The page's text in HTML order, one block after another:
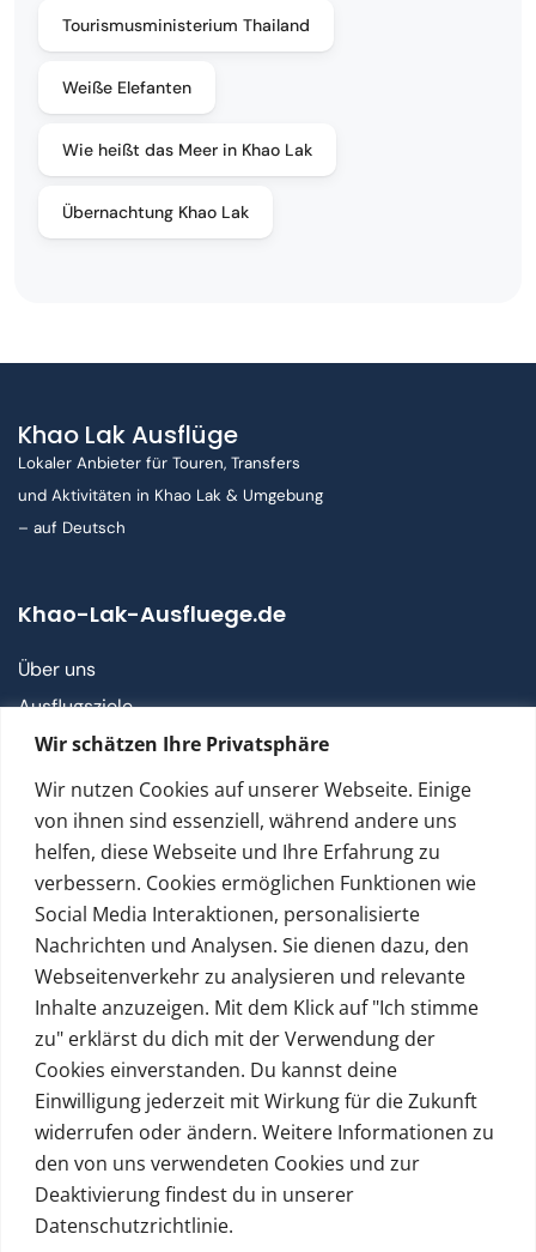
Wir schätzen Ihre Privatsphäre
Wir nutzen Cookies auf unserer Webseite. Einige
von ihnen sind essenziell, während andere uns
helfen, diese Webseite und Ihre Erfahrung zu
verbessern. Cookies ermöglichen Funktionen wie
Social Media Interaktionen, personalisierte
Nachrichten und Analysen. Sie dienen dazu, den
Webseitenverkehr zu analysieren und relevante
Inhalte anzuzeigen. Mit dem Klick auf "Ich stimme
zu" erklärst du dich mit der Verwendung der
Cookies einverstanden. Du kannst deine
Einwilligung jederzeit mit Wirkung für die Zukunft
widerrufen oder ändern. Weitere Informationen zu
den von uns verwendeten Cookies und zur
Deaktivierung findest du in unserer
Datenschutzrichtlinie.
Tourismusministerium Thailand
Weiße Elefanten
Wie heißt das Meer in Khao Lak
Übernachtung Khao Lak
Khao Lak Ausflüge
Lokaler Anbieter für Touren, Transfers
und Aktivitäten in Khao Lak & Umgebung
– auf Deutsch
Khao-Lak-Ausfluege.de
Über uns
Ausflugsziele
Khao Lak ABC
Kontakt
Kontakt
Social
© Copyright Satoom 2005–2026 · TAT-Lizenz
34/03011
Impressum·